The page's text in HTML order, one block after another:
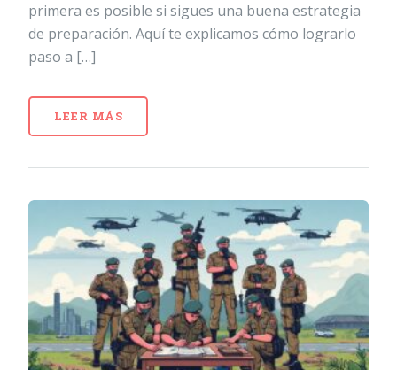
primera es posible si sigues una buena estrategia
de preparación. Aquí te explicamos cómo lograrlo
paso a […]
LEER MÁS